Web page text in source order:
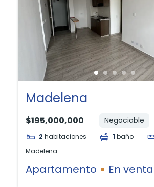
Madelena
$195,000,000 Negociable
2 habitaciones 1 baño
Madelena
Apartamento En venta